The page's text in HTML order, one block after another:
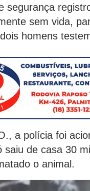
segurança
sem vida,
homens
a polícia foi
saiu de casa 30
o animal.